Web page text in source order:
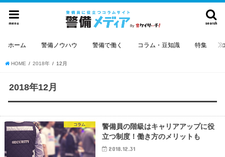
search
menu
ホーム 警備ノウハウ 警備で働く コラム・豆知識 特集
HOME 2018年 12月
2018年12月
コラム
警備員の階級はキャリアアップに役
立つ制度！働き方のメリットも
2018.12.31